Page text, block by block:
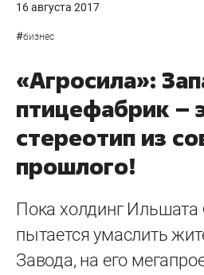
16 августа 2017
#бизнес
«Агросила»:
птицефабрик –
стереотип из
прошлого!
Пока холдинг Ильшата
пытается умаслить
Завода, на его